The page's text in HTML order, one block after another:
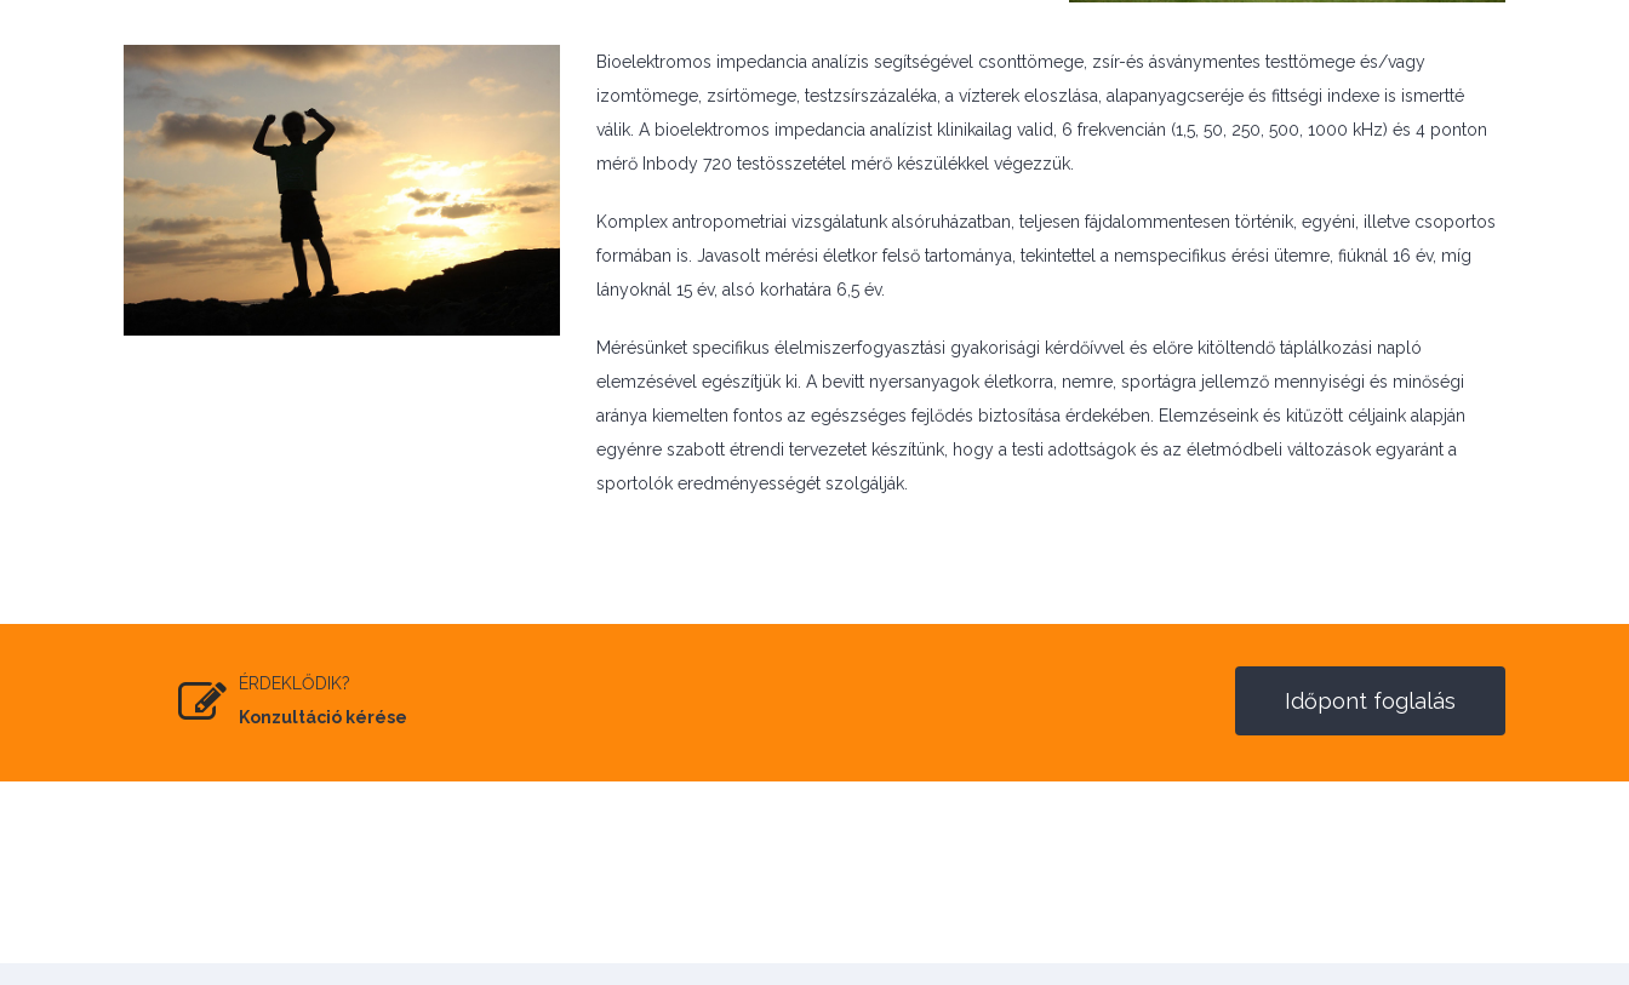
Bioelektromos impedancia analízis segítségével csonttömege, zsír-és ásványmentes testtömege és/vagy
izomtömege, zsírtömege, testzsírszázaléka, a vízterek eloszlása, alapanyagcseréje és fittségi indexe is ismertté
válik. A bioelektromos impedancia analízist klinikailag valid, 6 frekvencián (1,5, 50, 250, 500, 1000 kHz) és 4 ponton
mérő Inbody 720 testösszetétel mérő készülékkel végezzük.
Komplex antropometriai vizsgálatunk alsóruházatban, teljesen fájdalommentesen történik, egyéni, illetve csoportos
formában is. Javasolt mérési életkor felső tartománya, tekintettel a nemspecifikus érési ütemre, fiúknál 16 év, míg
lányoknál 15 év, alsó korhatára 6,5 év.
Mérésünket specifikus élelmiszerfogyasztási gyakorisági kérdőívvel és előre kitöltendő táplálkozási napló
elemzésével egészítjük ki. A bevitt nyersanyagok életkorra, nemre, sportágra jellemző mennyiségi és minőségi
aránya kiemelten fontos az egészséges fejlődés biztosítása érdekében. Elemzéseink és kitűzött céljaink alapján
egyénre szabott étrendi tervezetet készítünk, hogy a testi adottságok és az életmódbeli változások egyaránt a
sportolók eredményességét szolgálják.
ÉRDEKLŐDIK?
Konzultáció kérése
Időpont foglalás